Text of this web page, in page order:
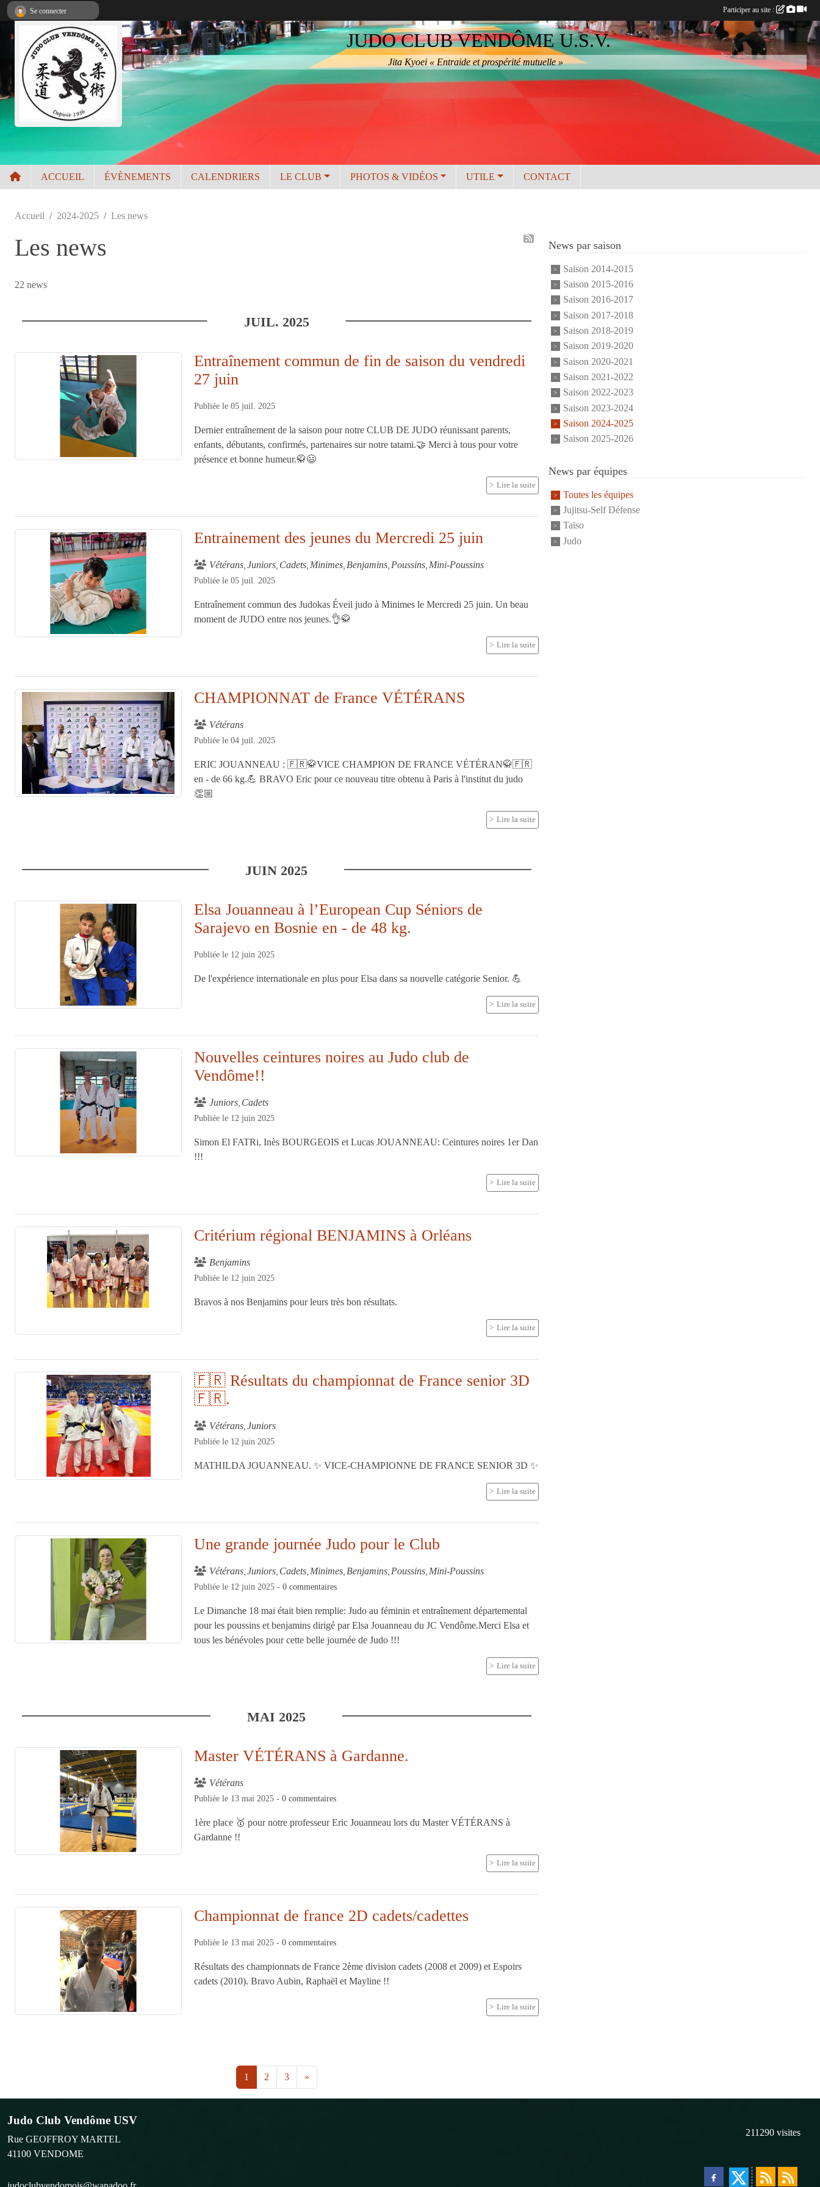
JUDO CLUB VENDÔME U.S.V.
Jita Kyoei « Entraide et prospérité mutuelle »
ACCUEIL ÉVÈNEMENTS CALENDRIERS LE CLUB PHOTOS & VIDÉOS UTILE CONTACT
Accueil 2024-2025 Les news
Les news
22 news
JUIL. 2025
Entraînement commun de fin de saison du vendredi
27 juin
Publiée le05 juil. 2025
Dernier entraînement de la saison pour notre CLUB DE JUDO réunissant parents,
enfants, débutants, confirmés, partenaires sur notre tatami.🤝 Merci à tous pour votre
présence et bonne humeur.🥋😃
Lire la suite
Entrainement des jeunes du Mercredi 25 juin
Vétérans Juniors Cadets Minimes Benjamins Poussins Mini-Poussins
Publiée le05 juil. 2025
Entraînement commun des Judokas Éveil judo à Minimes le Mercredi 25 juin. Un beau
moment de JUDO entre nos jeunes.👌🥋
Lire la suite
CHAMPIONNAT de France VÉTÉRANS
Vétérans
Publiée le04 juil. 2025
ERIC JOUANNEAU : 🇫🇷🥋VICE CHAMPION DE FRANCE VÉTÉRAN🥋🇫🇷
en - de 66 kg.💪 BRAVO Eric pour ce nouveau titre obtenu à Paris à l'institut du judo
👏🏼
Lire la suite
JUIN 2025
Elsa Jouanneau à l’European Cup Séniors de
Sarajevo en Bosnie en - de 48 kg.
Publiée le 12 juin 2025
De l'expérience internationale en plus pour Elsa dans sa nouvelle catégorie Senior. 💪
Lire la suite
Nouvelles ceintures noires au Judo club de
Vendôme!!
Juniors Cadets
Publiée le 12 juin 2025
Simon El FATRi, Inès BOURGEOIS et Lucas JOUANNEAU: Ceintures noires 1er Dan
!!!
Lire la suite
Critérium régional BENJAMINS à Orléans
Benjamins
Publiée le 12 juin 2025
Bravos à nos Benjamins pour leurs très bon résultats.
Lire la suite
🇫🇷 Résultats du championnat de France senior 3D
🇫🇷.
Vétérans Juniors
Publiée le 12 juin 2025
MATHILDA JOUANNEAU. ✨ VICE-CHAMPIONNE DE FRANCE SENIOR 3D ✨
Lire la suite
Une grande journée Judo pour le Club
Vétérans Juniors Cadets Minimes Benjamins Poussins Mini-Poussins
Publiée le 12 juin 2025 -0 commentaires
Le Dimanche 18 mai était bien remplie: Judo au féminin et entraînement départemental
pour les poussins et benjamins dirigé par Elsa Jouanneau du JC Vendôme.Merci Elsa et
tous les bénévoles pour cette belle journée de Judo !!!
Lire la suite
MAI 2025
Master VÉTÉRANS à Gardanne.
Vétérans
Publiée le 13 mai 2025 -0 commentaires
1ère place 🥇 pour notre professeur Eric Jouanneau lors du Master VÉTÉRANS à
Gardanne !!
Lire la suite
Championnat de france 2D cadets/cadettes
Publiée le 13 mai 2025 -0 commentaires
Résultats des championnats de France 2ème division cadets (2008 et 2009) et Espoirs
cadets (2010). Bravo Aubin, Raphaël et Mayline !!
Lire la suite
1 2 3 »
News par saison
Saison 2014-2015
Saison 2015-2016
Saison 2016-2017
Saison 2017-2018
Saison 2018-2019
Saison 2019-2020
Saison 2020-2021
Saison 2021-2022
Saison 2022-2023
Saison 2023-2024
Saison 2024-2025
Saison 2025-2026
News par équipes
Toutes les équipes
Jujitsu-Self Défense
Taïso
Judo
Judo Club Vendôme USV
Rue GEOFFROY MARTEL
41100 VENDOME
211290 visites
Se connecter Participer au site :
Panneau de gestion des cookies